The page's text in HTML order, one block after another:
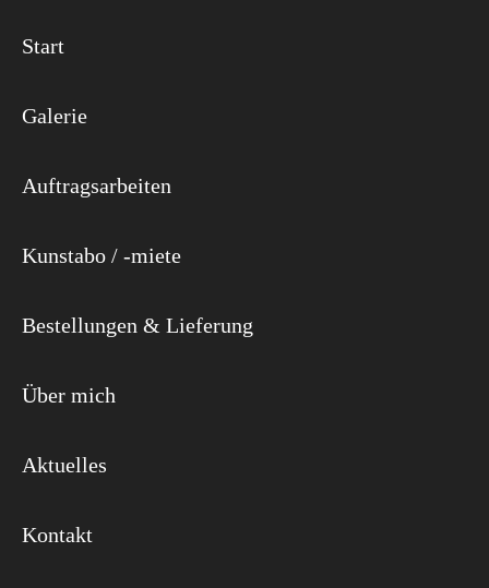
Start
Galerie
Auftragsarbeiten
Kunstabo / -miete
Bestellungen & Lieferung
Über mich
Aktuelles
Kontakt